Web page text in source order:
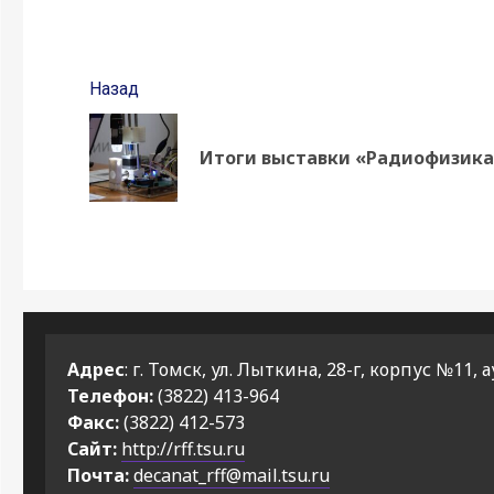
Продолжить
чтение
Назад
Итоги выставки
Адрес: г. Томск, ул. Лыткина, 28-г, корпус №11,
Телефон:(3822) 413-964
Факс:(3822) 412-573
Сайт: http://rff.tsu.ru
Почта:decanat_rff@mail.tsu.ru